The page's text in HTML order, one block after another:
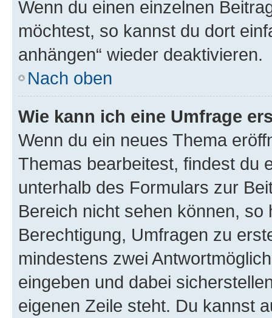
Wenn du einen einzelnen
möchtest, so kannst du dort
anhängen“ wieder deaktivieren.
Nach oben
Wie kann ich eine Umfrage
Wenn du ein neues Thema
Themas bearbeitest, findest du
unterhalb des Formulars zur
Bereich nicht sehen können,
Berechtigung, Umfragen zu
mindestens zwei
eingeben und dabei
eigenen Zeile steht. Du kannst